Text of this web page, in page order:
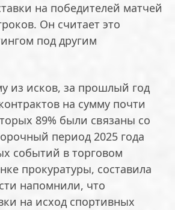
на победителей матчей
Он считает это
под другим
из исков, за прошлый год
на сумму почти
89% были связаны со
период 2025 года
событий в торговом
прокуратуры, составила
напомнили, что
на исход спортивных